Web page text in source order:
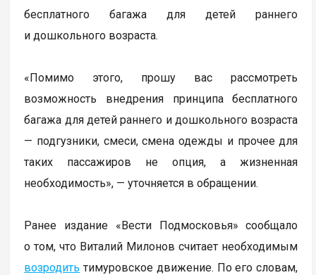
бесплатного багажа для детей раннего
и дошкольного возраста.
«Помимо этого, прошу вас рассмотреть
возможность внедрения принципа бесплатного
багажа для детей раннего и дошкольного возраста
— подгузники, смеси, смена одежды и прочее для
таких пассажиров не опция, а жизненная
необходимость», — уточняется в обращении.
Ранее издание «Вести Подмосковья» сообщало
о том, что Виталий Милонов считает необходимым
возродить тимуровское движение. По его словам,